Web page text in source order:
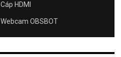
Cáp HDMI
Webcam OBSBOT